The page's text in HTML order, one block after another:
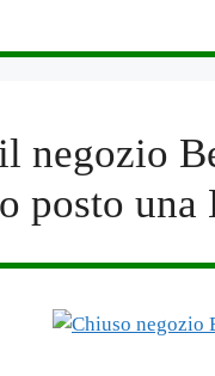
negozio
posto una